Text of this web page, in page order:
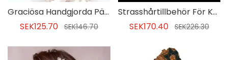
Graciösa Handgjorda Pärlor För Kvinnor
SEK125.70 SEK146.70
Strasshårtillbehör För Kvinnor
SEK170.40 SEK226.30